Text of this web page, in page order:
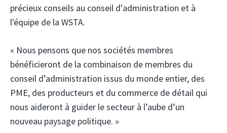
précieux conseils au conseil d'administration et à
l'équipe de la WSTA.
« Nous pensons que nos sociétés membres
bénéficieront de la combinaison de membres du
conseil d’administration issus du monde entier, des
PME, des producteurs et du commerce de détail qui
nous aideront à guider le secteur à l’aube d’un
nouveau paysage politique. »